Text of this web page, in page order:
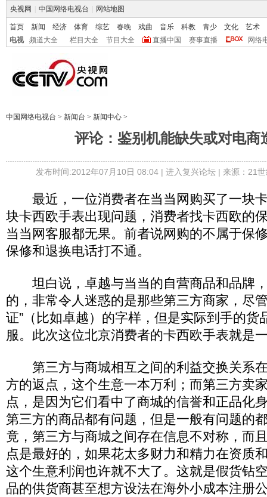
央视网 中国网络电视台 网站地图
首页 新闻 经济 体育 综艺 春晚 戏曲 音乐 科教 青少 文化
艺术
电视
频道大全 栏目大全 节目大全 直播中国 赛事直播 网络
中国网络电视台 > 新闻台 > 新闻中心 >
评论：鉴别机能缺失或对电商
发布时间:2012年07月10日 08:04 | 进入复兴论坛| 来源：21
最近，一位消费者在当当网购买了一块
块卡西欧手表出现问题，消费者找卡西欧的
当当网客服都无果。前者说网购的不属于保
保修和退换电话打不通。
坦白说，卓越与当当的自营商品和品牌
的，非常令人迷惑的是那些第三方商家，尽
证”（比如卓越）的字样，但是实际到手的货
服。此次这位北京消费者的卡西欧手表就是
第三方与商城相互之间的利益交换关系
方的返点，这个生意一本万利；而第三方卖
点，是因为它们看中了商城的信誉和正品化
第三方的商品都有问题，但是一般有问题的
竟，第三方与商城之间存在信息不对称，而
点是最好的，如果花太多财力和精力在资质
这个生意利润也许就不大了。这就是假货钻
品的供货商甚至想方设法在海外小成本注册